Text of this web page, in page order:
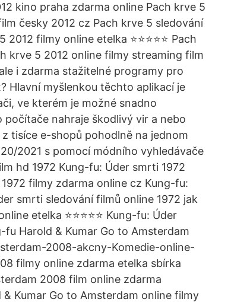
kino praha zdarma online Pach krve 5
česky 2012 cz Pach krve 5 sledování
filmy online etelka ⭐⭐⭐⭐⭐ Pach
krve 5 2012 online filmy streaming film
i zdarma stažitelné programy pro
Hlavní myšlenkou těchto aplikací je
ve kterém je možné snadno
nahraje škodlivý vir a nebo
tisíce e-shopů pohodlně na jednom
2021 s pomocí módního vyhledávače
hd 1972 Kung-fu: Úder smrti 1972
filmy zdarma online cz Kung-fu:
smrti sledování filmů online 1972 jak
etelka ⭐⭐⭐⭐⭐ Kung-fu: Úder
Harold & Kumar Go to Amsterdam
2008-akcny-Komedie-online-
filmy online zdarma etelka sbírka
2008 film online zdarma
Kumar Go to Amsterdam online filmy